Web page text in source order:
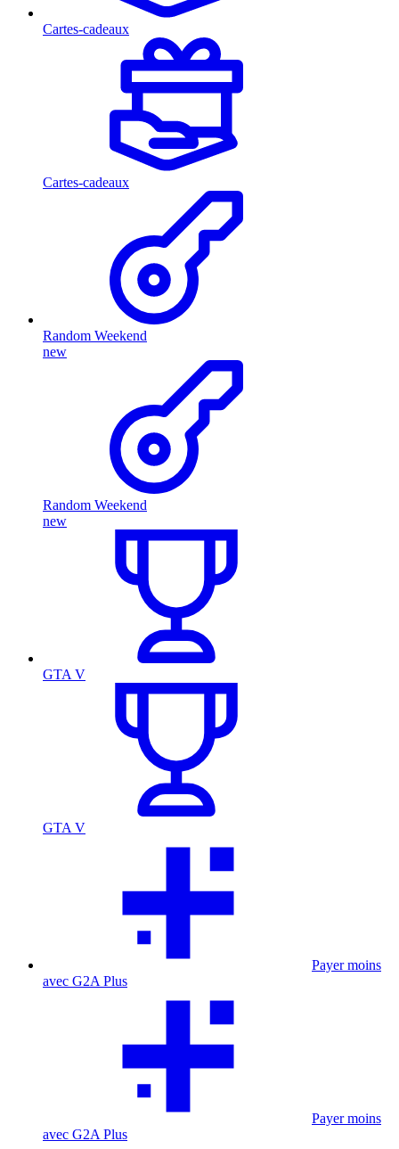
Cartes-cadeaux
Cartes-cadeaux
Random Weekend
new
Random Weekend
new
GTA V
GTA V
Payer moins
avec G2A Plus
Payer moins
avec G2A Plus